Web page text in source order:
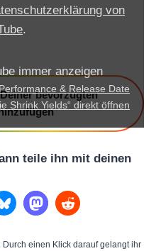
X
M
a
n
s
:
P
von
.
immer anzeigen
& Release Date
Shrink Yields“ direkt öffnen
bevorzugten
teile ihn mit deinen
einen Klick darauf gelangt ihr